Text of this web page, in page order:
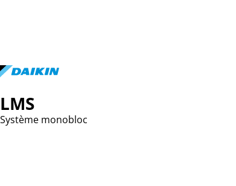
LMS
Système monobloc